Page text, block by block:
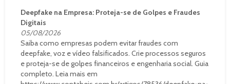
Deepfake na Empresa: Proteja-se de Golpes e Fraudes
Digitais
05/08/2026
Saiba como empresas podem evitar fraudes com
deepfake, voz e vídeo falsificados. Crie processos seguros
e proteja-se de golpes financeiros e engenharia social. Guia
completo. Leia mais em